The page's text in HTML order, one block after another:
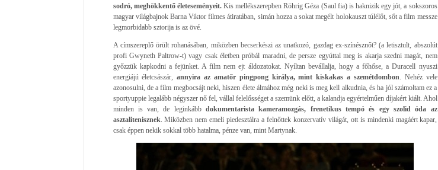
sodró, meghökkentő életeseményeit.Kis mellékszerepben Röhrig Géza (Saul fia) is haknizik egy jót, a sokszoros
magyar világbajnok Barna Viktor filmes átiratában, simán hozza a sokat megélt holokauszt túlélőt, sőt a film messze
legmorbidabb sztorija is az övé.
A címszereplő örült rohanásában, miközben becserkészi az unatkozó, gazdag ex-színésznőt? (a letisztult, abszolút
profi Gwyneth Paltrow-t) vagy csak életben próbál maradni, de persze egyúttal meg is akarja szedni magát, nem
győzzük kapkodni a fejünket. A film nem ejt áldozatokat. Nyíltan bevállalja, hogy a főhőse, a Duracell nyuszi
energiájú életcsászár,
annyira az amatőr pingpong királya, mint kiskakas a szemétdombon . Nehéz vele
azonosulni, de a film megbocsájt neki, hiszen élete álmához még neki is meg kell alkudnia, és ha jól számoltam ez a
sportyuppie legalább négyszer nő fel, vállal felelősséget a szemünk előtt, a kalandja egyértelműen díjakért kiált. Ahol
minden is van, de leginkábbdokumentarista kameramozgás, frenetikus tempó és egy szolid óda az
asztalitenisznek . Miközben nem emeli piedesztálra a felnőttek konzervatív világát, ott is mindenki magáért kapar,
csak éppen nekik sokkal több hatalma, pénze van, mint Martynak.